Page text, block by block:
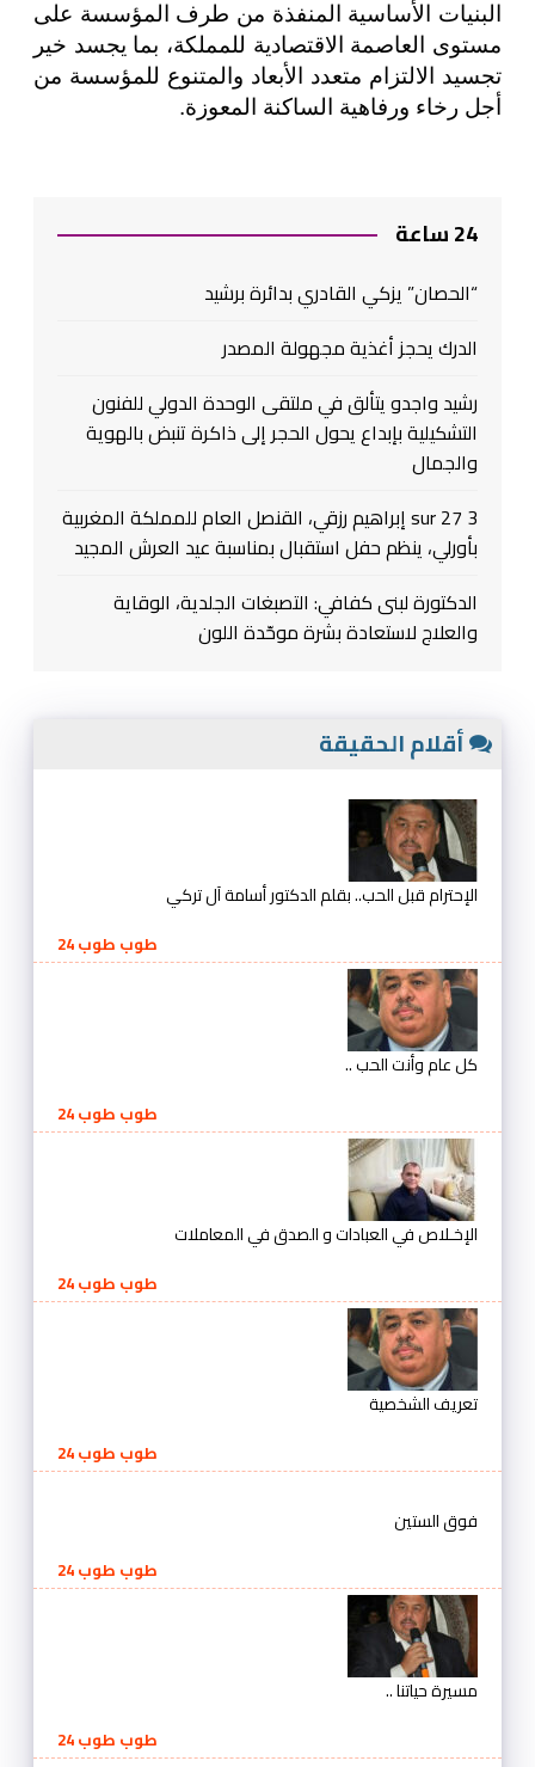
البنيات الأساسية المنفذة من طرف المؤسسة على
مستوى العاصمة الاقتصادية للمملكة، بما يجسد خير
تجسيد الالتزام متعدد الأبعاد والمتنوع للمؤسسة من
أجل رخاء ورفاهية الساكنة المعوزة.
24 ساعة
“الحصان” يزكي القادري بدائرة برشيد
الدرك يحجز أغذية مجهولة المصدر
رشيد واجدو يتألق في ملتقى الوحدة الدولي للفنون
التشكيلية بإبداع يحول الحجر إلى ذاكرة تنبض بالهوية
والجمال
3 sur 27 إبراهيم رزقي، القنصل العام للمملكة المغربية
بأورلي، ينظم حفل استقبال بمناسبة عيد العرش المجيد
الدكتورة لبنى كفافي: التصبغات الجلدية، الوقاية
والعلاج لاستعادة بشرة موحّدة اللون
أقلام الحقيقة
الإحترام قبل الحب.. بقلم الدكتور أسامة آل تركي
طوب طوب 24
كل عام وأنت الحب ..
طوب طوب 24
الإخـلاص في العبادات و الصدق في المعاملات
طوب طوب 24
تعريف الشخصية
طوب طوب 24
فوق الستين
طوب طوب 24
مسيرة حياتنا ..
طوب طوب 24